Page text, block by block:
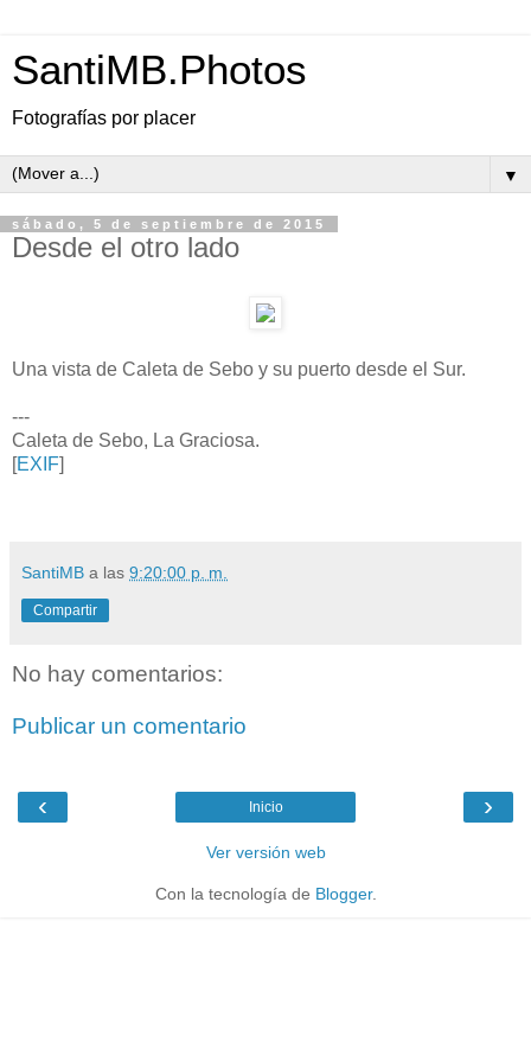
SantiMB.Photos
Fotografías por placer
▼
sábado, 5 de septiembre de 2015
Desde el otro lado
Una vista de Caleta de Sebo y su puerto desde el Sur.
---
Caleta de Sebo, La Graciosa.
[EXIF]
SantiMB a las 9:20:00 p. m.
Compartir
No hay comentarios:
Publicar un comentario
‹ ›
Inicio
Ver versión web
Con la tecnología de Blogger.